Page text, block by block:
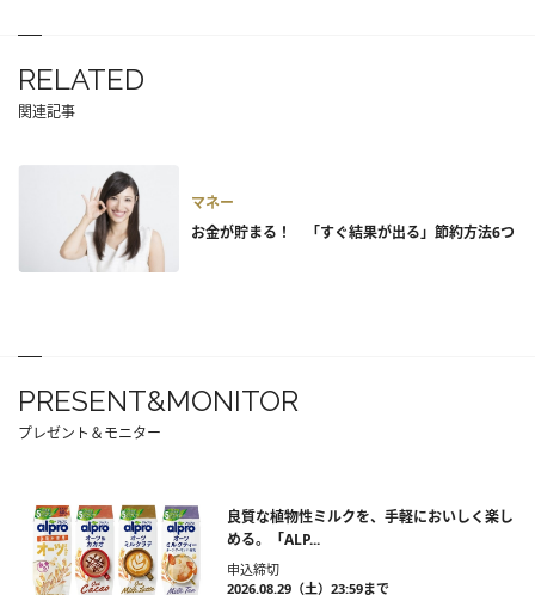
RELATED
関連記事
マネー
お金が貯まる！ 「すぐ結果が出る」節約方法6つ
PRESENT&MONITOR
プレゼント＆モニター
良質な植物性ミルクを、手軽においしく楽し
める。「ALP...
申込締切
2026.08.29（土）23:59まで